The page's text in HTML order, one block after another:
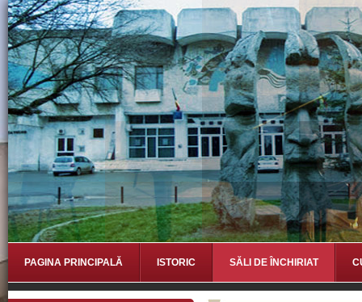
PAGINA PRINCIPALĂ ISTORIC SĂLI DE ÎNCHIRIAT